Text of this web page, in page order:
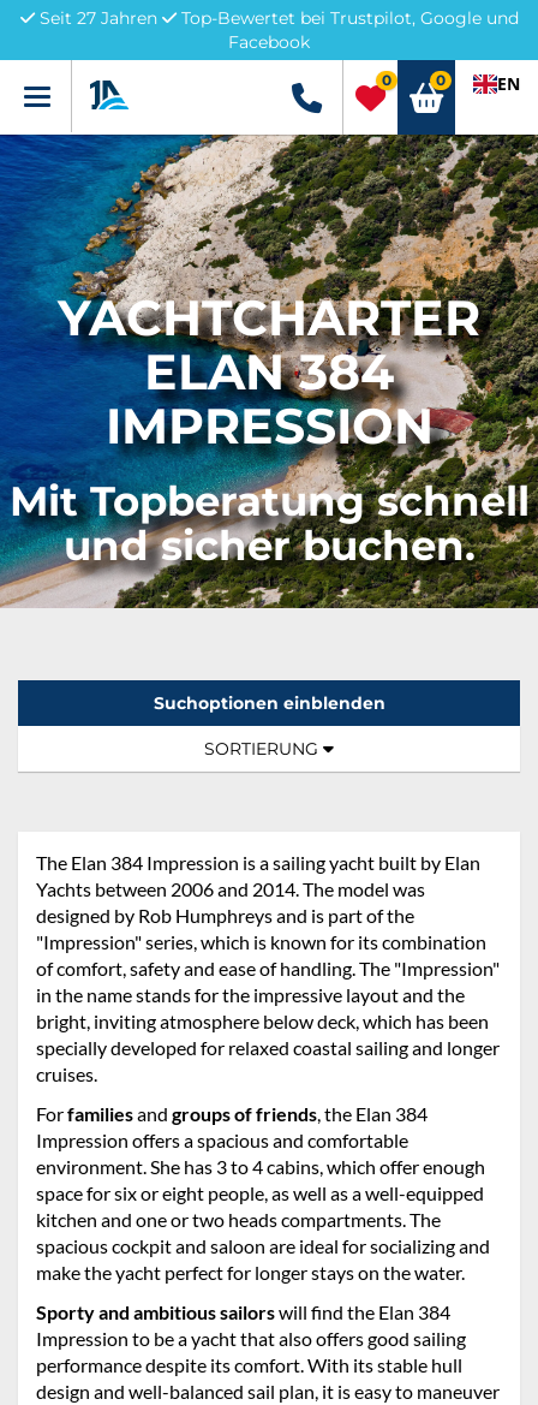
Seit 27 Jahren
Top-Bewertet bei Trustpilot, Google und
Facebook
Menü +49 5741 3222690
0 0 EN
YACHTCHARTER
ELAN 384
IMPRESSION
Mit Topberatung schnell
und sicher buchen.
Suchoptionen einblenden
TOGGLE NAVIGATION
SORTIERUNG
The Elan 384 Impression is a sailing yacht built by Elan
Yachts between 2006 and 2014. The model was
designed by Rob Humphreys and is part of the
"Impression" series, which is known for its combination
of comfort, safety and ease of handling. The "Impression"
in the name stands for the impressive layout and the
bright, inviting atmosphere below deck, which has been
specially developed for relaxed coastal sailing and longer
cruises.
Forfamiliesand groups of friends, the Elan 384
Impression offers a spacious and comfortable
environment. She has 3 to 4 cabins, which offer enough
space for six or eight people, as well as a well-equipped
kitchen and one or two heads compartments. The
spacious cockpit and saloon are ideal for socializing and
make the yacht perfect for longer stays on the water.
Sporty and ambitious sailorswill find the Elan 384
Impression to be a yacht that also offers good sailing
performance despite its comfort. With its stable hull
design and well-balanced sail plan, it is easy to maneuver